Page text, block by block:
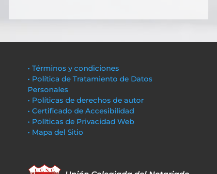
• Términos y condiciones
• Política de Tratamiento de Datos
Personales
• Políticas de derechos de autor
• Certificado de Accesibilidad
• Políticas de Privacidad Web
• Mapa del Sitio